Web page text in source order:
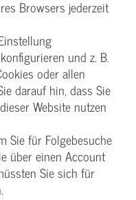
Browsers jederzeit
und z. B.
oder allen
darauf hin, dass Sie
Website nutzen
für Folgebesuche
über einen Account
Sie sich für